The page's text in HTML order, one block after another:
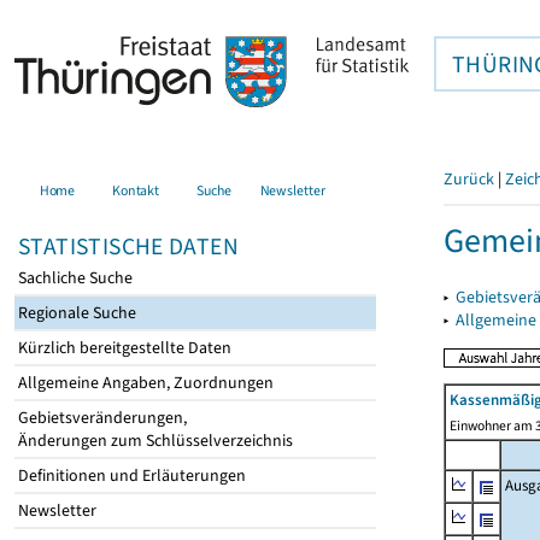
Home Kontakt Suche Newsletter
STATISTISCHE DATEN
Sachliche Suche
Regionale Suche
Kürzlich bereitgestellte Daten
Allgemeine Angaben, Zuordnungen
Gebietsveränderungen,
Änderungen zum Schlüsselverzeichnis
Definitionen und Erläuterungen
Newsletter
Zurück |
▸
▸
Einwohner am